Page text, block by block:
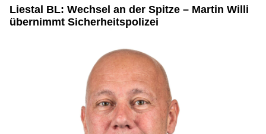
Liestal BL: Wechsel an der Spitze – Martin Willi
übernimmt Sicherheitspolizei